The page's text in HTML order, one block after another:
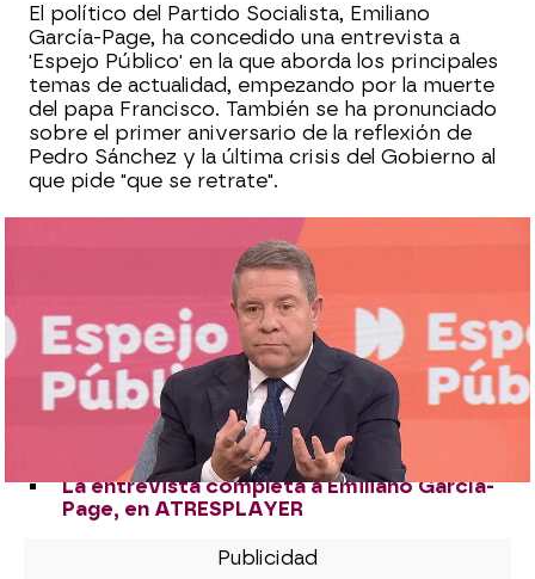
El político del Partido Socialista, Emiliano
García-Page, ha concedido una entrevista a
'Espejo Público' en la que aborda los principales
temas de actualidad, empezando por la muerte
del papa Francisco. También se ha pronunciado
sobre el primer aniversario de la reflexión de
Pedro Sánchez y la última crisis del Gobierno al
que pide "que se retrate".
El Gobierno rectifica y anula el contrato
de armamento con Israel
Así se cerró la compra de balas a Israel
que ha abierto una nueva brecha en el
Gobierno
El papa Francisco reconoce haber ido al
psiquiatra en una entrevista póstuma:
“Durante seis meses, una vez por semana
la consultaba”
La entrevista completa a Emiliano García-
Page, en ATRESPLAYER